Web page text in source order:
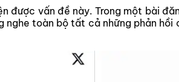
vấn đề này. Trong một bài
nghe toàn bộ tất cả những phản